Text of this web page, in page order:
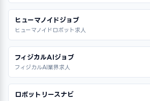
ヒューマノイドジョブ
ヒューマノイドロボット求人
フィジカルAIジョブ
フィジカルAI業界求人
ロボットリースナビ